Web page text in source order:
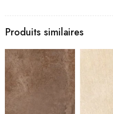
Produits similaires